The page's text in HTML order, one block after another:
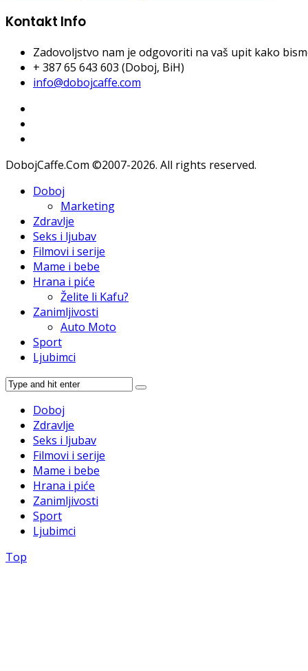
Kontakt Info
Zadovoljstvo nam je odgovoriti na vaš upit kako
+ 387 65 643 603 (Doboj, BiH)
info@dobojcaffe.com
DobojCaffe.Com ©2007-2026. All rights reserved.
Doboj
Marketing
Zdravlje
Seks i ljubav
Filmovi i serije
Mame i bebe
Hrana i piće
Želite li Kafu?
Zanimljivosti
Auto Moto
Sport
Ljubimci
Doboj
Zdravlje
Seks i ljubav
Filmovi i serije
Mame i bebe
Hrana i piće
Zanimljivosti
Sport
Ljubimci
Top